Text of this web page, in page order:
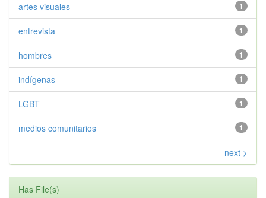
1
artes visuales
1
entrevista
1
hombres
1
indígenas
1
LGBT
1
medios comunitarios
next >
Has File(s)